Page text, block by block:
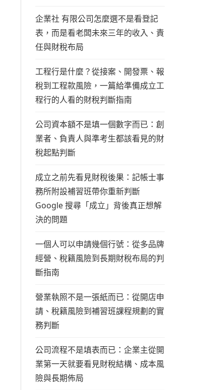
企業社 有限公司怎麼選不是看登記
表，而是看老闆未來三年的收入、責
任與財稅布局
工程行是什麼？從接案、開發票、報
稅到工程款風險，一篇給準備成立工
程行的人看的財稅判斷指南
公司資本額不是填一個數字而已：創
業者、負責人與準考生都該看見的財
稅起點判斷
成立之前先看見財稅後果：記帳士事
務所附設補習班帶你重新判斷
Google 搜尋「成立」背後真正想解
決的問題
一個人可以申請幾個行號：從多品牌
經營、稅籍風險到長期財稅布局的判
斷指南
營業執照不是一張紙而已：從開店申
請、稅籍風險到補習班課程規劃的實
務判斷
公司流程不是填表而已：企業主從開
業第一天就要看見財稅結構、成本風
險與長期佈局